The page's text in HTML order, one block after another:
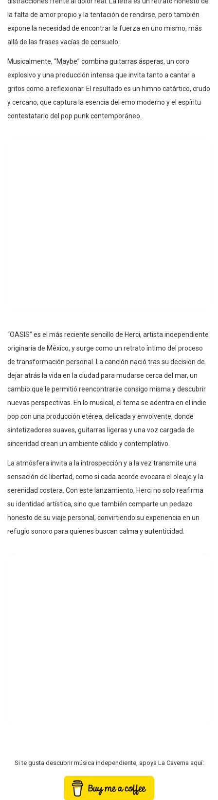
la falta de amor propio y la tentación de rendirse, pero también
expone la necesidad de encontrar la fuerza en uno mismo, más
allá de las frases vacías de consuelo.
Musicalmente, “Maybe” combina guitarras ásperas, un coro
explosivo y una producción intensa que invita tanto a cantar a
gritos como a reflexionar. El resultado es un himno catártico, crudo
y cercano, que captura la esencia del emo moderno y el espíritu
contestatario del pop punk contemporáneo.
“OASIS” es el más reciente sencillo de Herci, artista independiente
originaria de México, y surge como un retrato íntimo del proceso
de transformación personal. La canción nació tras su decisión de
dejar atrás la vida en la ciudad para mudarse cerca del mar, un
cambio que le permitió reencontrarse consigo misma y descubrir
nuevas perspectivas. En lo musical, el tema se adentra en el indie
pop con una producción etérea, delicada y envolvente, donde
sintetizadores suaves, guitarras ligeras y una voz cargada de
sinceridad crean un ambiente cálido y contemplativo.
La atmósfera invita a la introspección y a la vez transmite una
sensación de libertad, como si cada acorde evocara el oleaje y la
serenidad costera. Con este lanzamiento, Herci no solo reafirma
su identidad artística, sino que también comparte un pedazo
honesto de su viaje personal, convirtiendo su experiencia en un
refugio sonoro para quienes buscan calma y autenticidad.
Si te gusta descubrir música independiente, apoya La Caverna aquí: